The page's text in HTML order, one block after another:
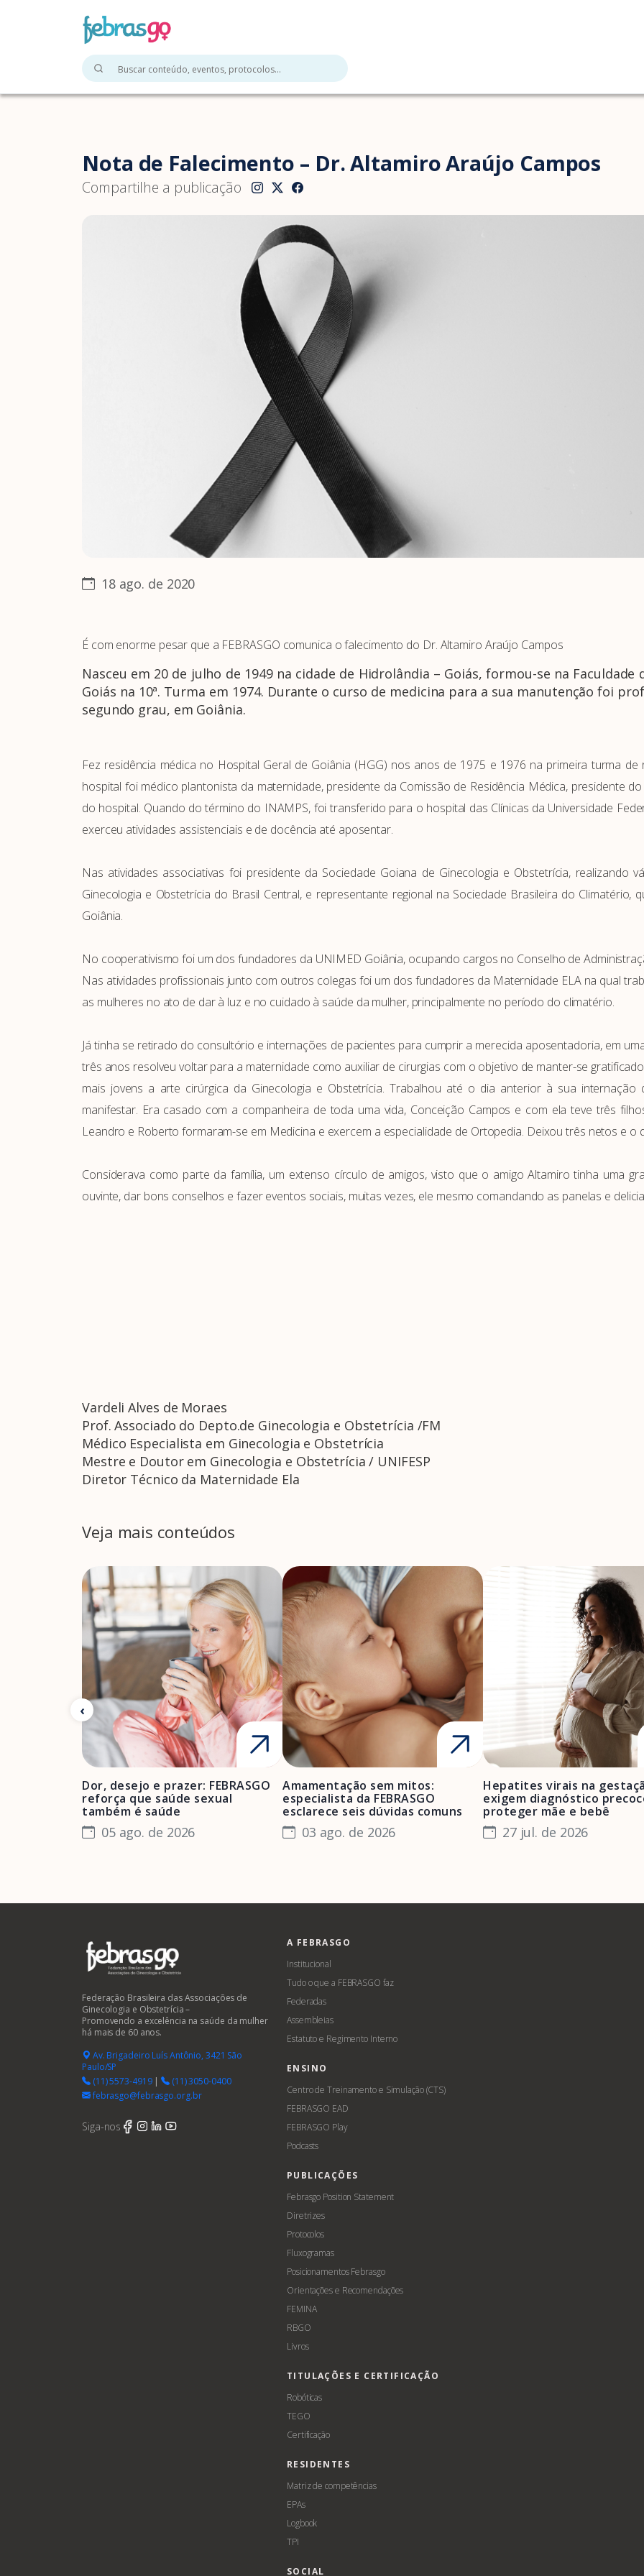
Nota de Falecimento – Dr. Altamiro Araújo Campos
Compartilhe a publicação
18 ago. de 2020
É com enorme pesar que a FEBRASGO comunica o falecimento do Dr. Altamiro Araújo Campos
Nasceu em 20 de julho de 1949 na cidade de Hidrolândia – Goiás, formou-se na
Goiás na 10ª. Turma em 1974. Durante o curso de medicina para a sua manutenção foi
segundo grau, em Goiânia.
Fez residência médica no Hospital Geral de Goiânia (HGG) nos anos de 1975 e 1976 na primeira turma
hospital foi médico plantonista da maternidade, presidente da Comissão de Residência Médica, presidente
do hospital. Quando do término do INAMPS, foi transferido para o hospital das Clínicas da Universidade
exerceu atividades assistenciais e de docência até aposentar.
Nas atividades associativas foi presidente da Sociedade Goiana de Ginecologia e Obstetrícia, realizando
Ginecologia e Obstetrícia do Brasil Central, e representante regional na Sociedade Brasileira do Climatério,
Goiânia.
No cooperativismo foi um dos fundadores da UNIMED Goiânia, ocupando cargos no Conselho de
Nas atividades profissionais junto com outros colegas foi um dos fundadores da Maternidade ELA na qual
as mulheres no ato de dar à luz e no cuidado à saúde da mulher, principalmente no período do climatério.
Já tinha se retirado do consultório e internações de pacientes para cumprir a merecida aposentadoria, em
três anos resolveu voltar para a maternidade como auxiliar de cirurgias com o objetivo de manter-se
mais jovens a arte cirúrgica da Ginecologia e Obstetrícia. Trabalhou até o dia anterior à sua
manifestar. Era casado com a companheira de toda uma vida, Conceição Campos e com ela teve três
Leandro e Roberto formaram-se em Medicina e exercem a especialidade de Ortopedia. Deixou três netos e o
Considerava como parte da família, um extenso círculo de amigos, visto que o amigo Altamiro tinha uma
ouvinte, dar bons conselhos e fazer eventos sociais, muitas vezes, ele mesmo comandando as panelas e
Vardeli Alves de Moraes
Prof. Associado do Depto.de Ginecologia e Obstetrícia /FM
Médico Especialista em Ginecologia e Obstetrícia
Mestre e Doutor em Ginecologia e Obstetrícia / UNIFESP
Diretor Técnico da Maternidade Ela
Veja mais conteúdos
Dor, desejo e prazer: FEBRASGO
reforça que saúde sexual
também é saúde
05 ago. de 2026
Amamentação sem mitos:
especialista da FEBRASGO
esclarece seis dúvidas comuns
03 ago. de 2026
Hepatites virais na
exigem diagnóstico
proteger mãe e bebê
27 jul. de 2026
Federação Brasileira das Associações de
Ginecologia e Obstetrícia –
Promovendo a excelência na saúde da mulher
há mais de 60 anos.
Av. Brigadeiro Luís Antônio, 3421 São
Paulo/SP
(11) 5573-4919|
(11) 3050-0400
febrasgo@febrasgo.org.br
Siga-nos
A FEBRASGO
Institucional
Tudo o que a FEBRASGO faz
Federadas
Assembleias
Estatuto e Regimento Interno
ENSINO
Centro de Treinamento e Simulação (CTS)
FEBRASGO EAD
FEBRASGO Play
Podcasts
PUBLICAÇÕES
Febrasgo Position Statement
Diretrizes
Protocolos
Fluxogramas
Posicionamentos Febrasgo
Orientações e Recomendações
FEMINA
RBGO
Livros
TITULAÇÕES E CERTIFICAÇÃO
Robóticas
TEGO
Certificação
RESIDENTES
Matriz de competências
EPAs
Logbook
TPI
SOCIAL